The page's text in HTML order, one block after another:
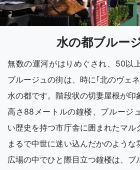
水の都ブルー
無数の運河がはりめぐされ、50以
ブルージュの街は、時に｢北のヴェ
水の都です。階段状の切妻屋根が印
高さ88メートルの鐘楼、ブルージ
い歴史を持つ市庁舎に囲まれたマル
まるで中世に迷い込んだかのような
広場の中でひと際目立つ鐘楼は、ブ